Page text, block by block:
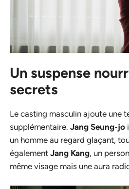
Un suspense
secrets
Le casting masculin ajoute une
supplémentaire. Jang Seung-jo
un homme au regard glaçant,
également Jang Kang, un
même visage mais une aura